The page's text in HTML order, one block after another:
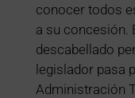
conocer todos
a su concesión.
descabellado
legislador pasa
Administración